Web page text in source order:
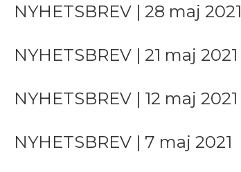
NYHETSBREV | 28 maj 2021
NYHETSBREV | 21 maj 2021
NYHETSBREV | 12 maj 2021
NYHETSBREV | 7 maj 2021